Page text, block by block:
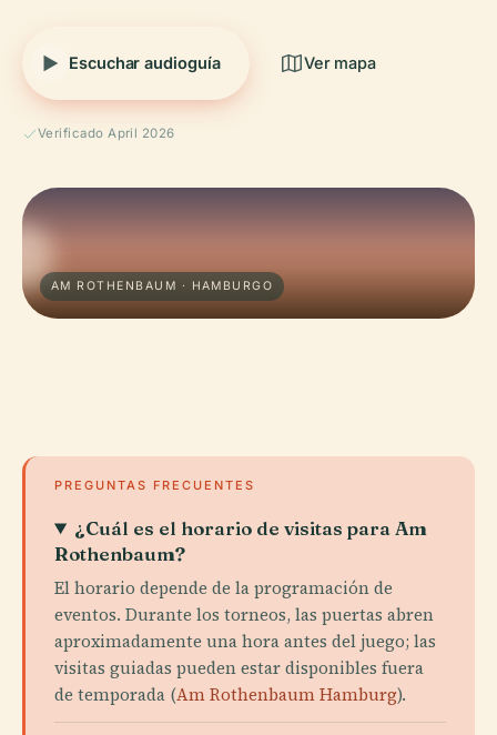
Escuchar audioguía Ver mapa
Verificado April 2026
AM ROTHENBAUM · HAMBURGO
PREGUNTAS FRECUENTES
¿Cuál es el horario de visitas para Am
Rothenbaum?
El horario depende de la programación de
eventos. Durante los torneos, las puertas abren
aproximadamente una hora antes del juego; las
visitas guiadas pueden estar disponibles fuera
de temporada (Am Rothenbaum Hamburg).